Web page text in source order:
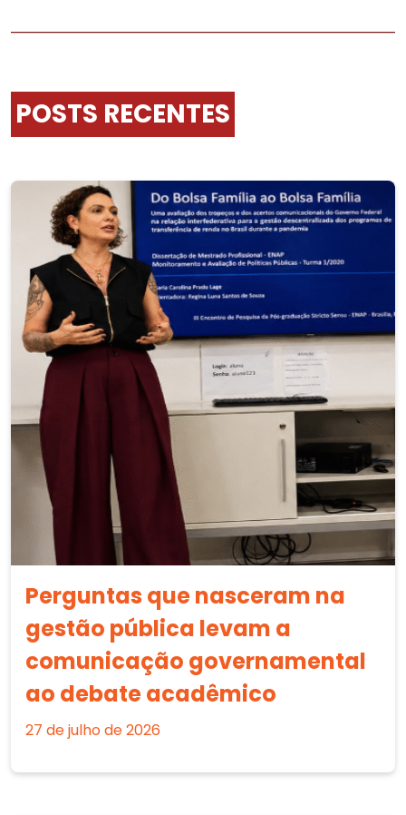
POSTS RECENTES
Perguntas que nasceram na
gestão pública levam a
comunicação governamental
ao debate acadêmico
27 de julho de 2026